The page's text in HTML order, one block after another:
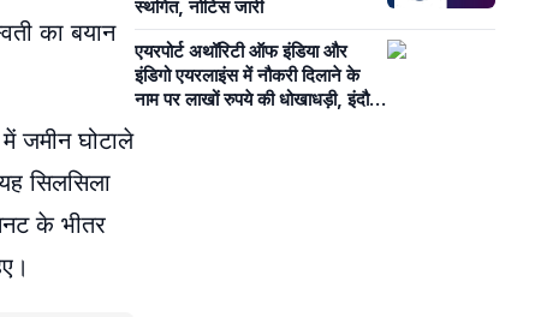
का बयान
जमीन घोटाले
सिलसिला
के भीतर
स्थगित, नोटिस जारी
एयरपोर्ट अथॉरिटी ऑफ इंडिया और
इंडिगो एयरलाइंस में नौकरी दिलाने के
नाम पर लाखों रुपये की धोखाधड़ी, इंदौर